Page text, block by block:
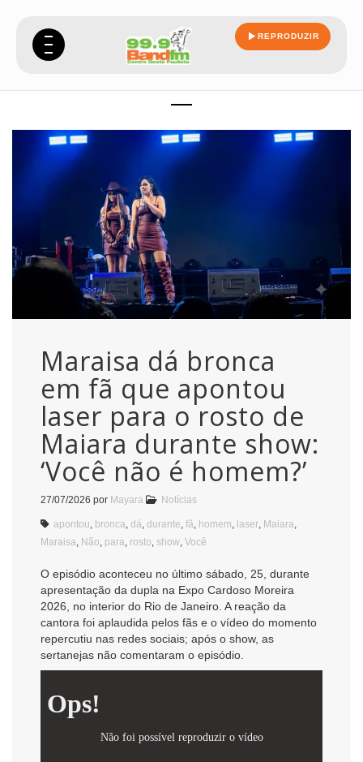
REPRODUZIR
Maraisa dá bronca
em fã que apontou
laser para o rosto de
Maiara durante show:
‘Você não é homem?’
27/07/2026 por Mayara Notícias
apontou, bronca, dá, durante, fã, homem, laser, Maiara,
Maraisa, Não, para, rosto, show, Você
O episódio aconteceu no último sábado, 25, durante
apresentação da dupla na Expo Cardoso Moreira
2026, no interior do Rio de Janeiro. A reação da
cantora foi aplaudida pelos fãs e o vídeo do momento
repercutiu nas redes sociais; após o show, as
sertanejas não comentaram o episódio.